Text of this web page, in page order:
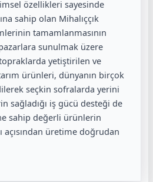
özellikleri sayesinde
sahip olan Mihalıççık
tamamlanmasının
sunulmak üzere
yetiştirilen ve
ürünleri, dünyanın birçok
seçkin sofralarda yerini
sağladığı iş gücü desteği de
sahip değerli ürünlerin
açısından üretime doğrudan